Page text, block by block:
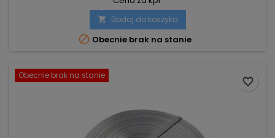
 Dodaj do koszyka
 Obecnie brak na stanie
Obecnie brak na stanie
favorite_border